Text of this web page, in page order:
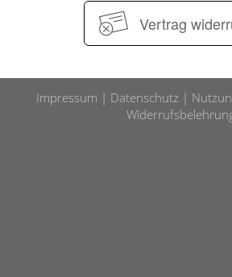
Vertrag
Impressum Datenschutz